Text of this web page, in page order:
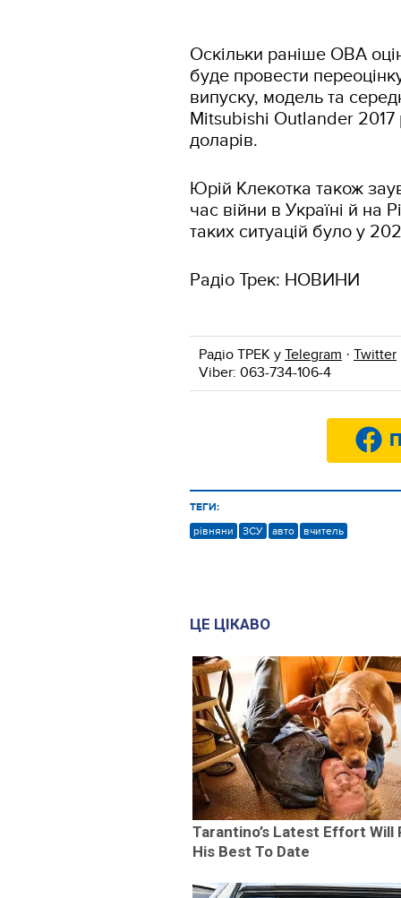
Оскільки раніше ОВА
буде провести
випуску, модель та
Mitsubishi Outlander 2017
доларів.
Юрій Клекотка також
час війни в Україні й на
таких ситуацій було у
Радіо Трек: НОВИНИ
Радіо ТРЕК у Telegram · Twitter
Viber: 063-734-106-4
ТЕГИ:
рівняни ЗСУ авто вчитель
ЦЕ ЦІКАВО
Tarantino’s Latest Effort Will
His Best To Date